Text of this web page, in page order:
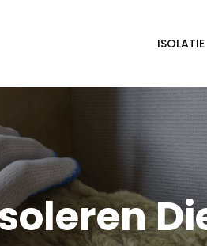
ISOLATIE